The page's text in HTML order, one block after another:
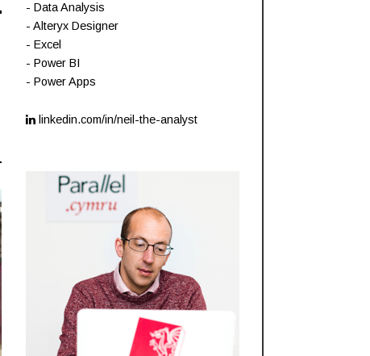
- Data Analysis
- Alteryx Designer
- Excel
- Power BI
- Power Apps
linkedin.com/in/neil-the-analyst